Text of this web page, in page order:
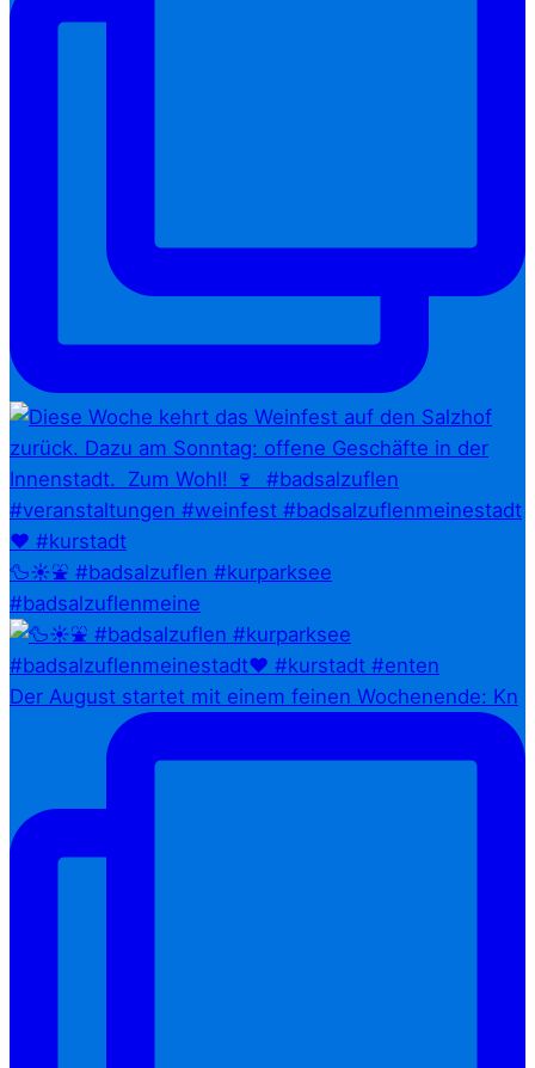
🦆☀️⛲ #badsalzuflen #kurparksee
#badsalzuflenmeine
Der August startet mit einem feinen Wochenende: Kn